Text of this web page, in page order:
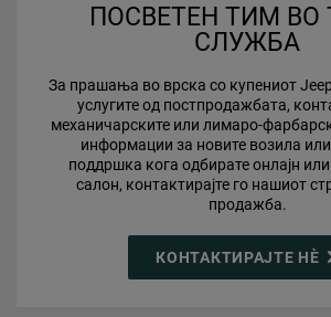
ПОСВЕТЕН ТИМ ВО
СЛУЖБА
За прашања во врска со купениот
услугите од постпродажбата,
механичарските или лимаро-
информации за новите возила
поддршка кога одбирате онлајн
салон, контактирајте го нашиот
продажба.
КОНТАКТИРАЈТЕ НЀ